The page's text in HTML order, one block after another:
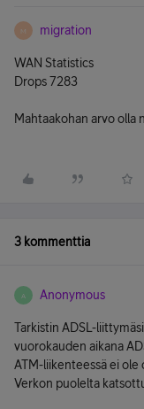
M migration
WAN Statistics
Drops 7283
Mahtaakohan arvo olla
3 kommenttia
A Anonymous
Tarkistin ADSL-
vuorokauden aikana
ATM-liikenteessä ei ole
Verkon puolelta